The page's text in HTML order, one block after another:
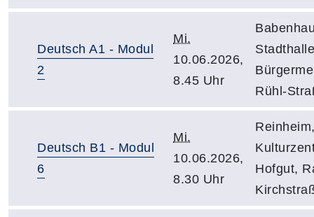
Deutsch A1 - Modul
2
Mi.
10.06.2026,
8.45 Uhr
Rühl-
Deutsch B1 - Modul
6
Mi.
10.06.2026,
8.30 Uhr
Hofgut,